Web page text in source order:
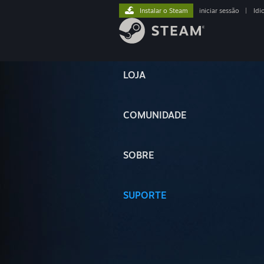
LOJA
COMUNIDADE
SOBRE
SUPORTE
Instalar o Steam iniciar sessão